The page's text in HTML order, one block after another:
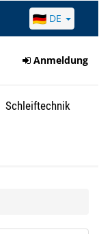
DE
Anmeldung
Schleiftechnik